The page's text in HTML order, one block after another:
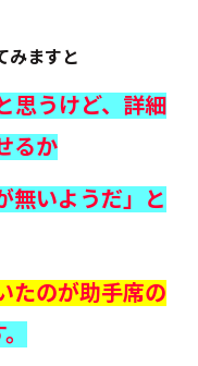
みますと
思うけど、詳細
るか
無いようだ」と
たのが助手席の